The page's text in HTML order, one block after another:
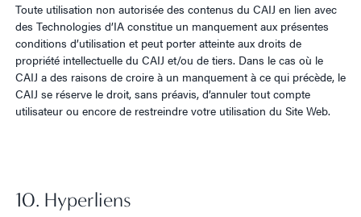
Toute utilisation non autorisée des contenus du CAIJ en lien avec
des Technologies d’IA constitue un manquement aux présentes
conditions d’utilisation et peut porter atteinte aux droits de
propriété intellectuelle du CAIJ et/ou de tiers. Dans le cas où le
CAIJ a des raisons de croire à un manquement à ce qui précède, le
CAIJ se réserve le droit, sans préavis, d’annuler tout compte
utilisateur ou encore de restreindre votre utilisation du Site Web.
10. Hyperliens